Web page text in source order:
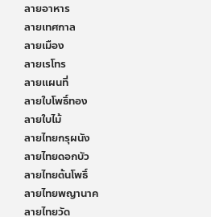
ลายอาหาร
ลายเทศกาล
ลายเมือง
ลายเรโทร
ลายแผนที่
ลายใบโพธิ์ทอง
ลายใบไม้
ลายไทยกรุผนัง
ลายไทยดอกบัว
ลายไทยต้นโพธิ์
ลายไทยพญานาค
ลายไทยวัด